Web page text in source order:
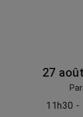
27
11h30 -